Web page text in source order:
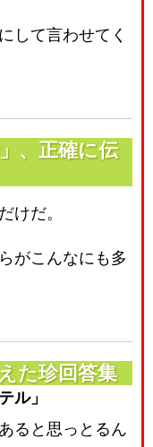
して言わせてく
、正確に伝
けだ。
がこんなにも多
た珍回答集
ル」
ると思っとるん